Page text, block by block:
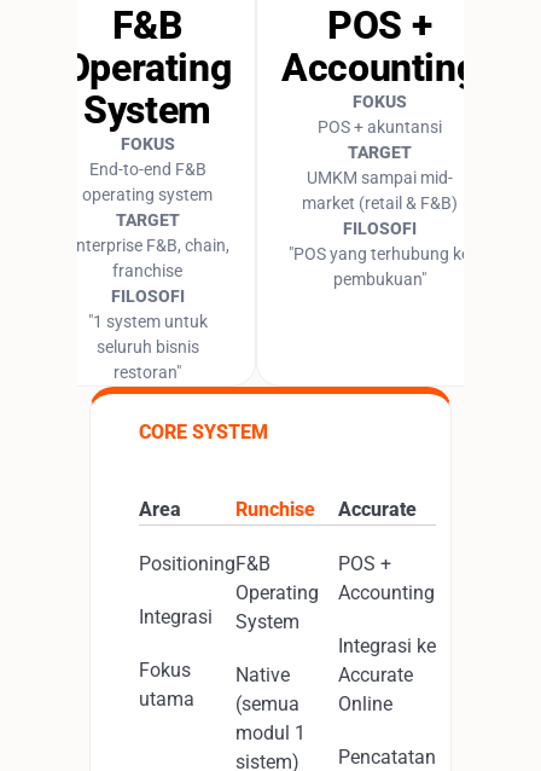
F&B
Operating
System
FOKUS
End-to-end F&B
operating system
TARGET
Enterprise F&B, chain,
franchise
FILOSOFI
"1 system untuk
seluruh bisnis
restoran"
POS +
Accounting
FOKUS
POS + akuntansi
TARGET
UMKM sampai mid-
market (retail & F&B)
FILOSOFI
"POS yang terhubung ke
pembukuan"
CORE SYSTEM
Area
Positioning
Integrasi
Fokus
utama
Runchise
F&B
Operating
System
Native
(semua
modul 1
sistem)
Accurate
POS +
Accounting
Integrasi ke
Accurate
Online
Pencatatan